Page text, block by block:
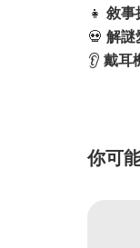
👧 敘事
💀 解謎
👂 戴耳
你可